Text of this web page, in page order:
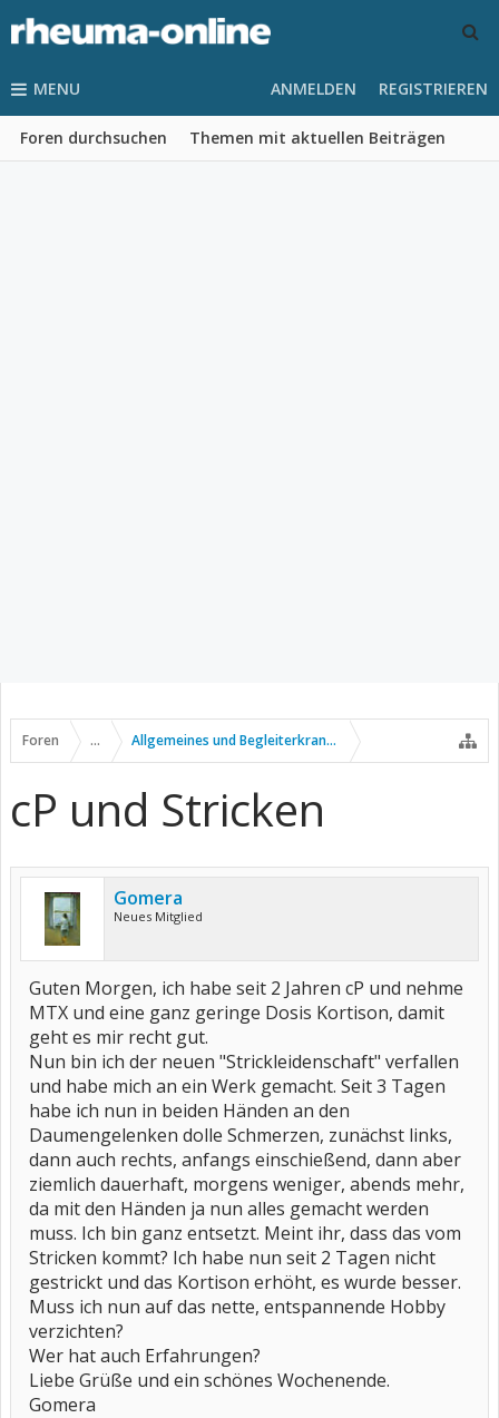
MENU
Foren durchsuchen Themen mit aktuellen Beiträgen
ANMELDEN REGISTRIEREN
Foren ... Allgemeines und Begleiterkrankungen
cP und Stricken
Gomera
Neues Mitglied
Guten Morgen, ich habe seit 2 Jahren cP und nehme
MTX und eine ganz geringe Dosis Kortison, damit
geht es mir recht gut.
Nun bin ich der neuen "Strickleidenschaft" verfallen
und habe mich an ein Werk gemacht. Seit 3 Tagen
habe ich nun in beiden Händen an den
Daumengelenken dolle Schmerzen, zunächst links,
dann auch rechts, anfangs einschießend, dann aber
ziemlich dauerhaft, morgens weniger, abends mehr,
da mit den Händen ja nun alles gemacht werden
muss. Ich bin ganz entsetzt. Meint ihr, dass das vom
Stricken kommt? Ich habe nun seit 2 Tagen nicht
gestrickt und das Kortison erhöht, es wurde besser.
Muss ich nun auf das nette, entspannende Hobby
verzichten?
Wer hat auch Erfahrungen?
Liebe Grüße und ein schönes Wochenende.
Gomera